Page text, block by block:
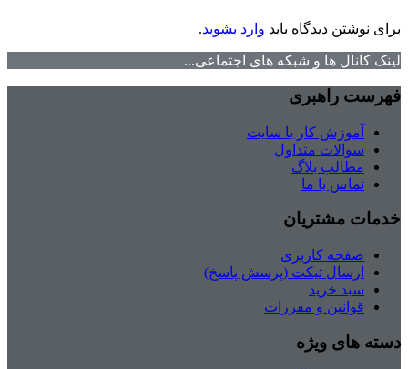
برای نوشتن دیدگاه باید وارد بشوید.
لینک کانال ها و شبکه های اجتماعی...
فهرست راهبری
آموزش کار با سایت
سوالات متداول
مطالب بلاگ
تماس با ما
خدمات مشتریان
صفحه کاربری
ارسال تیکت (پرسش پاسخ)
سبد خرید
قوانین و مقررات
دسته های ویژه